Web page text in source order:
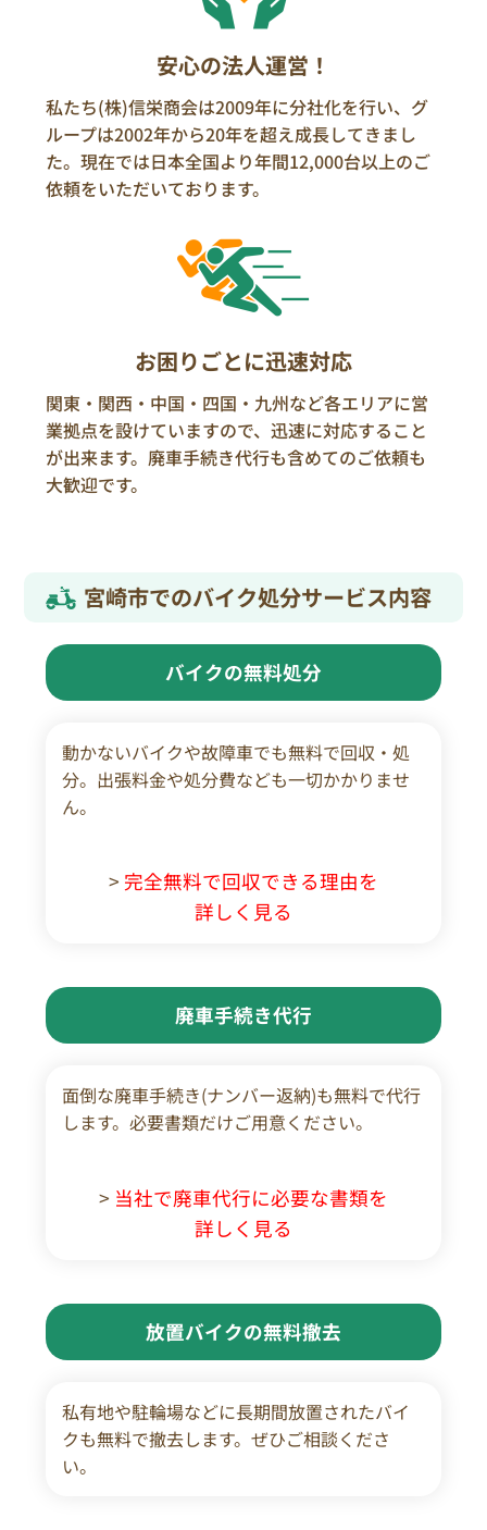
安心の法人運営！
私たち(株)信栄商会は2009年に分社化を行い、グ
ループは2002年から20年を超え成長してきまし
た。現在では日本全国より年間12,000台以上のご
依頼をいただいております。
お困りごとに迅速対応
関東・関西・中国・四国・九州など各エリアに営
業拠点を設けていますので、迅速に対応すること
が出来ます。廃車手続き代行も含めてのご依頼も
大歓迎です。
宮崎市でのバイク処分サービス内容
バイクの無料処分
動かないバイクや故障車でも無料で回収・処
分。出張料金や処分費なども一切かかりませ
ん。
> 完全無料で回収できる理由を
詳しく見る
廃車手続き代行
面倒な廃車手続き(ナンバー返納)も無料で代行
します。必要書類だけご用意ください。
> 当社で廃車代行に必要な書類を
詳しく見る
放置バイクの無料撤去
私有地や駐輪場などに長期間放置されたバイ
クも無料で撤去します。ぜひご相談くださ
い。